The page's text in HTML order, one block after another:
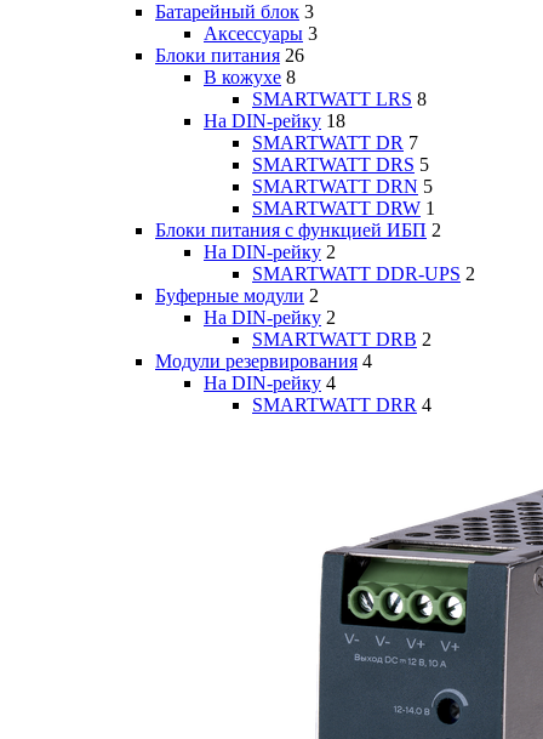
Батарейный блок 3
Аксессуары 3
Блоки питания 26
В кожухе 8
SMARTWATT LRS 8
На DIN-рейку 18
SMARTWATT DR 7
SMARTWATT DRS 5
SMARTWATT DRN 5
SMARTWATT DRW 1
Блоки питания с функцией ИБП 2
На DIN-рейку 2
SMARTWATT DDR-UPS 2
Буферные модули 2
На DIN-рейку 2
SMARTWATT DRB 2
Модули резервирования 4
На DIN-рейку 4
SMARTWATT DRR 4